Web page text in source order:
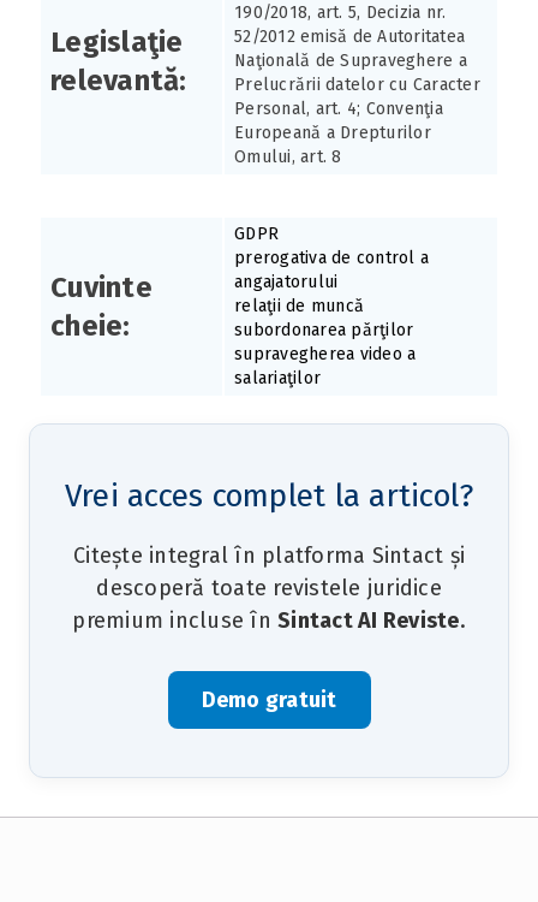
Legislaţie
relevantă:
190/2018, art. 5, Decizia nr.
52/2012 emisă de Autoritatea
Naţională de Supraveghere a
Prelucrării datelor cu Caracter
Personal, art. 4; Convenţia
Europeană a Drepturilor
Omului, art. 8
Cuvinte
cheie:
GDPR
prerogativa de control a
angajatorului
relaţii de muncă
subordonarea părţilor
supravegherea video a
salariaţilor
Vrei acces complet la articol?
Citește integral în platforma Sintact și
descoperă toate revistele juridice
premium incluse în Sintact AI Reviste.
Demo gratuit